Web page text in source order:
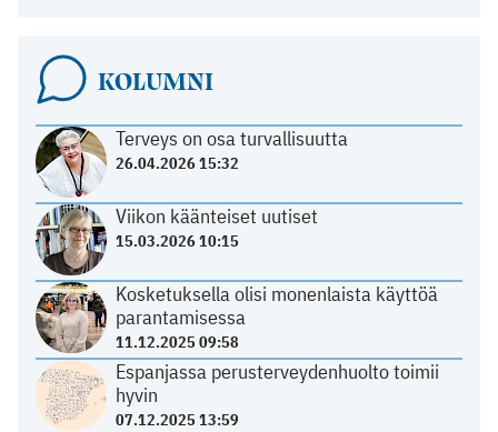
KOLUMNI
Terveys on osa turvallisuutta
26.04.2026 15:32
Viikon käänteiset uutiset
15.03.2026 10:15
Kosketuksella olisi monenlaista käyttöä
parantamisessa
11.12.2025 09:58
Espanjassa perusterveydenhuolto toimii
hyvin
07.12.2025 13:59